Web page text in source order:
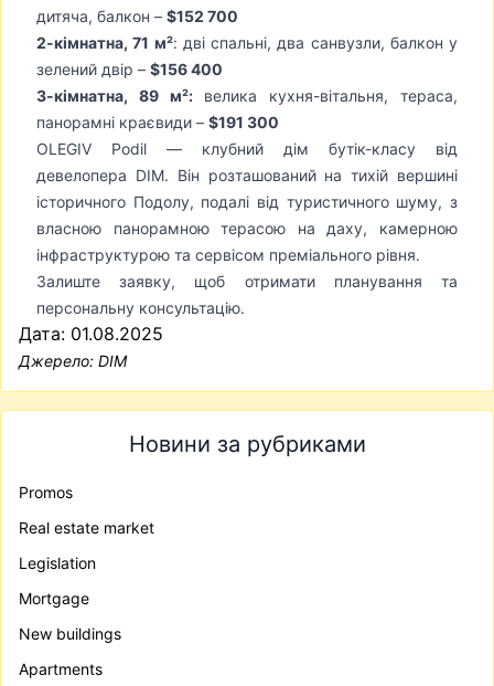
дитяча, балкон – $152 700
2-кімнатна, 71 м²: дві спальні, два санвузли, балкон у
зелений двір – $156 400
3-кімнатна, 89 м²:велика кухня-вітальня, тераса,
панорамні краєвиди – $191 300
OLEGIV Podil — клубний дім бутік-класу від
девелопера DIM. Він розташований на тихій вершині
історичного Подолу, подалі від туристичного шуму, з
власною панорамною терасою на даху, камерною
інфраструктурою та сервісом преміального рівня.
Залиште заявку, щоб отримати планування та
персональну консультацію.
Дата: 01.08.2025
Джерело: DIM
Новини за рубриками
Promos
Real estate market
Legislation
Mortgage
New buildings
Apartments